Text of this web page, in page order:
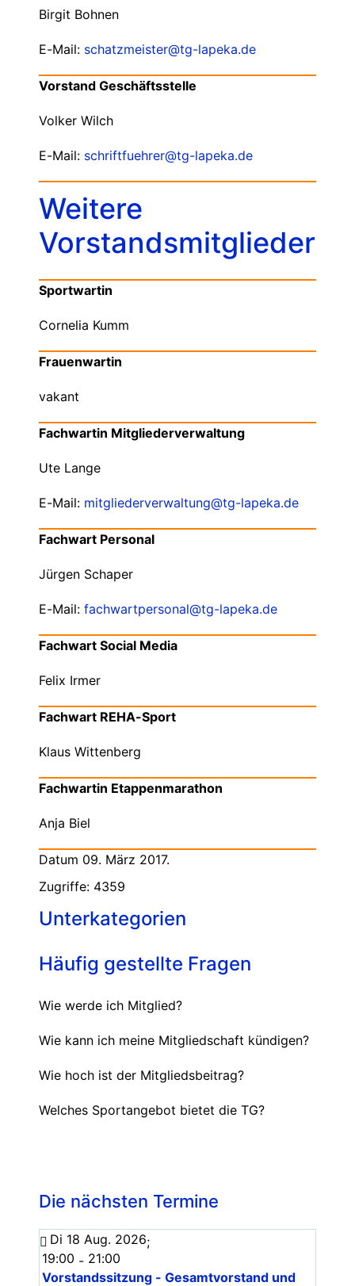
Birgit Bohnen
E-Mail: schatzmeister@tg-lapeka.de
Vorstand Geschäftsstelle
Volker Wilch
E-Mail: schriftfuehrer@tg-lapeka.de
Weitere
Vorstandsmitglieder
Sportwartin
Cornelia Kumm
Frauenwartin
vakant
Fachwartin Mitgliederverwaltung
Ute Lange
E-Mail: mitgliederverwaltung@tg-lapeka.de
Fachwart Personal
Jürgen Schaper
E-Mail: fachwartpersonal@tg-lapeka.de
Fachwart Social Media
Felix Irmer
Fachwart REHA-Sport
Klaus Wittenberg
Fachwartin Etappenmarathon
Anja Biel
Datum 09. März 2017.
Zugriffe: 4359
Unterkategorien
Häufig gestellte Fragen
Wie werde ich Mitglied?
Wie kann ich meine Mitgliedschaft kündigen?
Wie hoch ist der Mitgliedsbeitrag?
Welches Sportangebot bietet die TG?
Die nächsten Termine
Di 18 Aug. 2026;
19:00 - 21:00
Vorstandssitzung - Gesamtvorstand und